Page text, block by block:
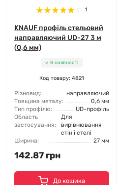
1
KNAUF профіль стельовий
направляючий UD-27 3 м
(0,6 мм)
В наявності
Код товару: 4821
Різновид:
направляючий
Товщина металу:
0,6 мм
Тип профілю:
UD-профіль
Область
застосування:
Для
вирівнювання
стін і стелі
Ширина:
27 мм
142.87 грн
До кошика